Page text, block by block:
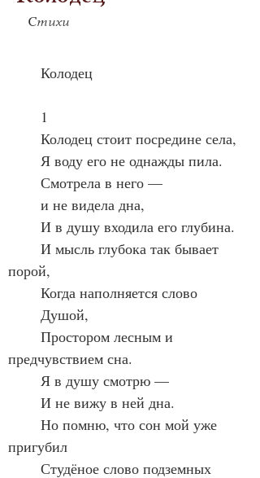
Стихи
	Колодец
	1
	Колодец стоит посредине села,
	Я воду его не однажды пила.
	Смотрела в него —
	и не видела дна,
	И в душу входила его глубина.
порой,
	Когда наполняется слово
	Душой,
предчувствием сна.
	Я в душу смотрю —
	И не вижу в ней дна.
пригубил